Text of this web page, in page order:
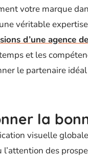
votre marque
véritable
d’une agence
et les
le partenaire
la
visuelle
des